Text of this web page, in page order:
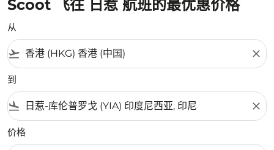
Scoot 飞往 日惹 航班的最优惠价格
从
flight_takeoff close
到
flight_land close
价格